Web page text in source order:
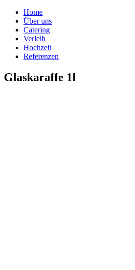
Home
Über uns
Catering
Verleih
Hochzeit
Referenzen
Glaskaraffe 1l